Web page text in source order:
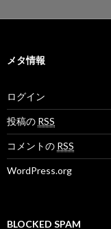
メタ情報
ログイン
投稿の RSS
コメントの RSS
WordPress.org
BLOCKED SPAM